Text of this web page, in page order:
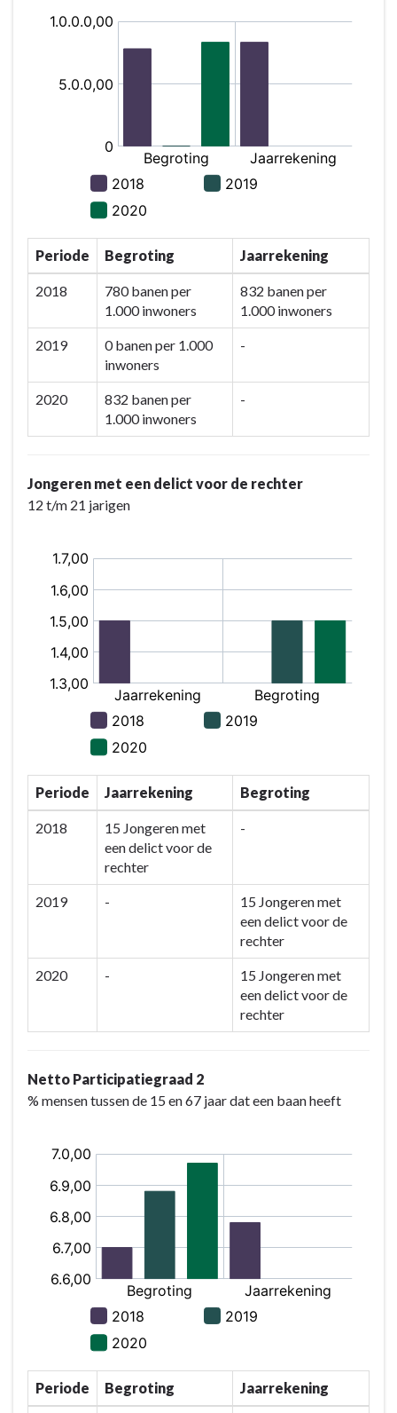
Programma
Domein
indicatoren
programma
Periode Begroting Jaarrekening
2018
780 banen per
1.000 inwoners
832 banen per
1.000 inwoners
2019
0 banen per 1.000
inwoners
-
2020
832 banen per
1.000 inwoners
-
Jongeren met een delict voor de rechter
12 t/m 21 jarigen
Periode Jaarrekening Begroting
2018
15 Jongeren met
een delict voor de
rechter
-
2019 -
15 Jongeren met
een delict voor de
rechter
2020 -
15 Jongeren met
een delict voor de
rechter
Netto Participatiegraad 2
% mensen tussen de 15 en 67 jaar dat een baan heeft
Periode Begroting Jaarrekening